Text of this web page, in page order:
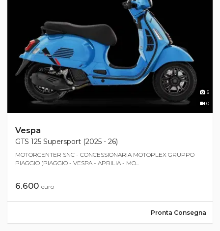
5
0
Vespa
GTS 125 Supersport (2025 - 26)
MOTORCENTER SNC - CONCESSIONARIA MOTOPLEX GRUPPO
PIAGGIO (PIAGGIO - VESPA - APRILIA - MO...
6.600 euro
Pronta Consegna